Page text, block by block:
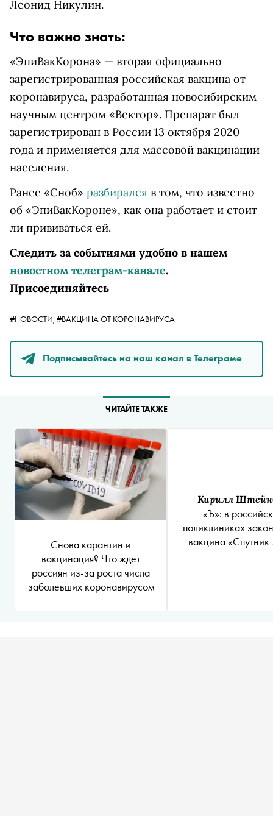
Леонид Никулин.
Что важно знать:
«ЭпиВакКорона» — вторая официально
зарегистрированная российская вакцина от
коронавируса, разработанная новосибирским
научным центром «Вектор». Препарат был
зарегистрирован в России 13 октября 2020
года и применяется для массовой вакцинации
населения.
Ранее «Сноб» разбирался в том, что известно
об «ЭпиВакКороне», как она работает и стоит
ли прививаться ей.
Следить за событиями удобно в нашем
новостном телеграм-канале.
Присоединяйтесь
#НОВОСТИ, #ВАКЦИНА ОТ КОРОНАВИРУСА
Подписывайтесь на наш канал в Телеграме
ЧИТАЙТЕ ТАКЖЕ
Снова карантин и
вакцинация? Что ждет
россиян из-за роста числа
заболевших коронавирусом
Кирилл
«Ъ»: в
поликлиниках
вакцина «Спутник